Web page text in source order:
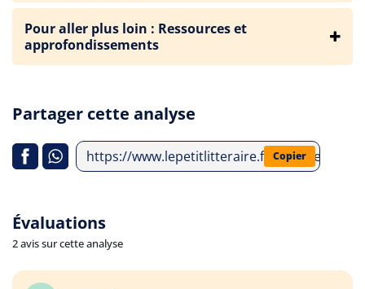
Pour aller plus loin : Ressources et
approfondissements
Partager cette analyse
https://www.lepetitlitteraire.fr/analyses-
Copier
Évaluations
2 avis sur cette analyse